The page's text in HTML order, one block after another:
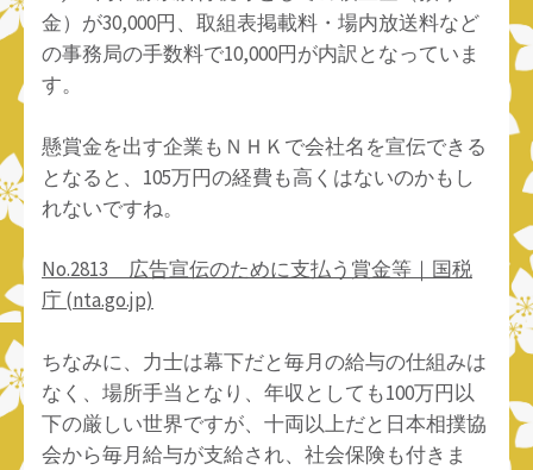
金）が30,000円、取組表掲載料・場内放送料など
の事務局の手数料で10,000円が内訳となっていま
す。
懸賞金を出す企業もＮＨＫで会社名を宣伝できる
となると、105万円の経費も高くはないのかもし
れないですね。
No.2813 広告宣伝のために支払う賞金等｜国税
庁 (nta.go.jp)
ちなみに、力士は幕下だと毎月の給与の仕組みは
なく、場所手当となり、年収としても100万円以
下の厳しい世界ですが、十両以上だと日本相撲協
会から毎月給与が支給され、社会保険も付きま